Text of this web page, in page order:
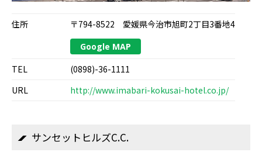
住所 〒794-8522 愛媛県今治市旭町2丁目3番地4
Google MAP
TEL
(0898)-36-1111
URL
http://www.imabari-kokusai-hotel.co.jp/
サンセットヒルズC.C.